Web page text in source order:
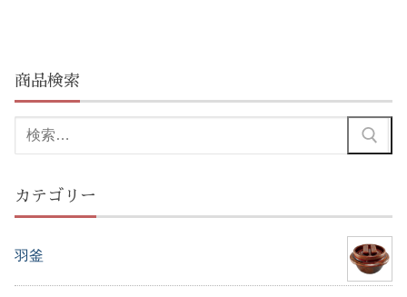
商品検索
カテゴリー
羽釜